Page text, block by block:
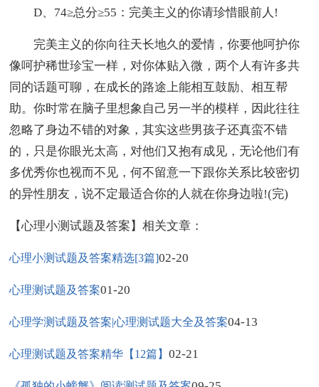
D、74≥总分≥55：完美主义的你请珍惜眼前人!
完美主义的你向往天长地久的爱情，你要他呵护你
像呵护稀世珍宝一样，对你体贴入微，两个人有许多共
同的话题可聊，在成长的路途上能相互鼓励、相互帮
助。你时常在脑子里想象自己另一半的模样，因此往往
忽略了身边不错的对象，其实这些男孩子还真蛮不错
的，只是你眼光太高，对他们又抱有成见，无论他们有
多优秀你也视而不见，何不留意一下跟你关系比较密切
的异性朋友，说不定最适合你的人就在你身边啦!(完)
【心理小测试题及答案】相关文章：
心理小测试题及答案精选[3篇]02-20
心理测试题及答案01-20
心理学测试题及答案|心理测试题大全及答案04-13
心理测试题及答案精华【12篇】02-21